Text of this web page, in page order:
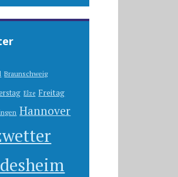
Braunschweig
Elze Freitag
Hannover